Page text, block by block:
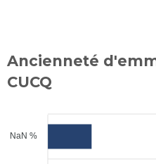
Ancienneté
CUCQ
NaN %